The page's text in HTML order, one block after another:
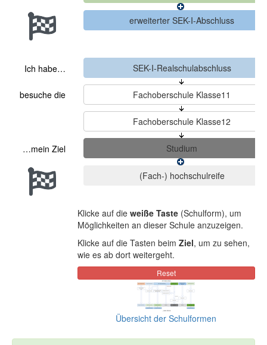
Ich habe…
besuche die
…mein Ziel
Klicke auf die weiße Taste(Schulform), um
Möglichkeiten an dieser Schule anzuzeigen.
Klicke auf die Tasten beim Ziel, um zu sehen,
wie es ab dort weitergeht.
Übersicht der Schulformen